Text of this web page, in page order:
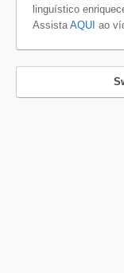
linguístico
AssistaAQUI ao